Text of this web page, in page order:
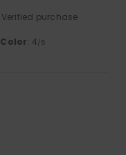
Verified purchase
Color: 4/5